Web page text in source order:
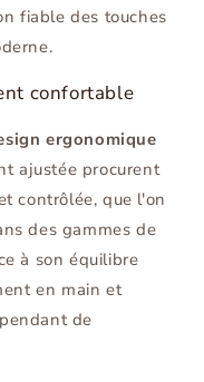
fiable des touches
confortable
ergonomique
ajustée procurent
contrôlée, que l'on
des gammes de
à son équilibre
en main et
pendant de